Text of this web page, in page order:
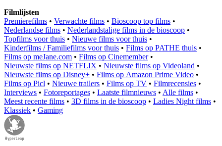
Filmlijsten
Premierefilms • Verwachte films • Bioscoop top films •
Nederlandse films • Nederlandstalige films in de bioscoop •
Topfilms voor thuis • Nieuwe films voor thuis •
Kinderfilms / Familiefilms voor thuis • Films op PATHE thuis •
Films op meJane.com • Films op Cinemember•
Nieuwste films op NETFLIX • Nieuwste films op Videoland •
Nieuwste films op Disney+ • Films op Amazon Prime Video •
Films op Picl • Nieuwe trailers • Films op TV • Filmrecensies •
Interviews • Fotoreportages • Laatste filmnieuws • Alle films •
Meest recente films • 3D films in de bioscoop • Ladies Night films •
Klassiek • Gaming